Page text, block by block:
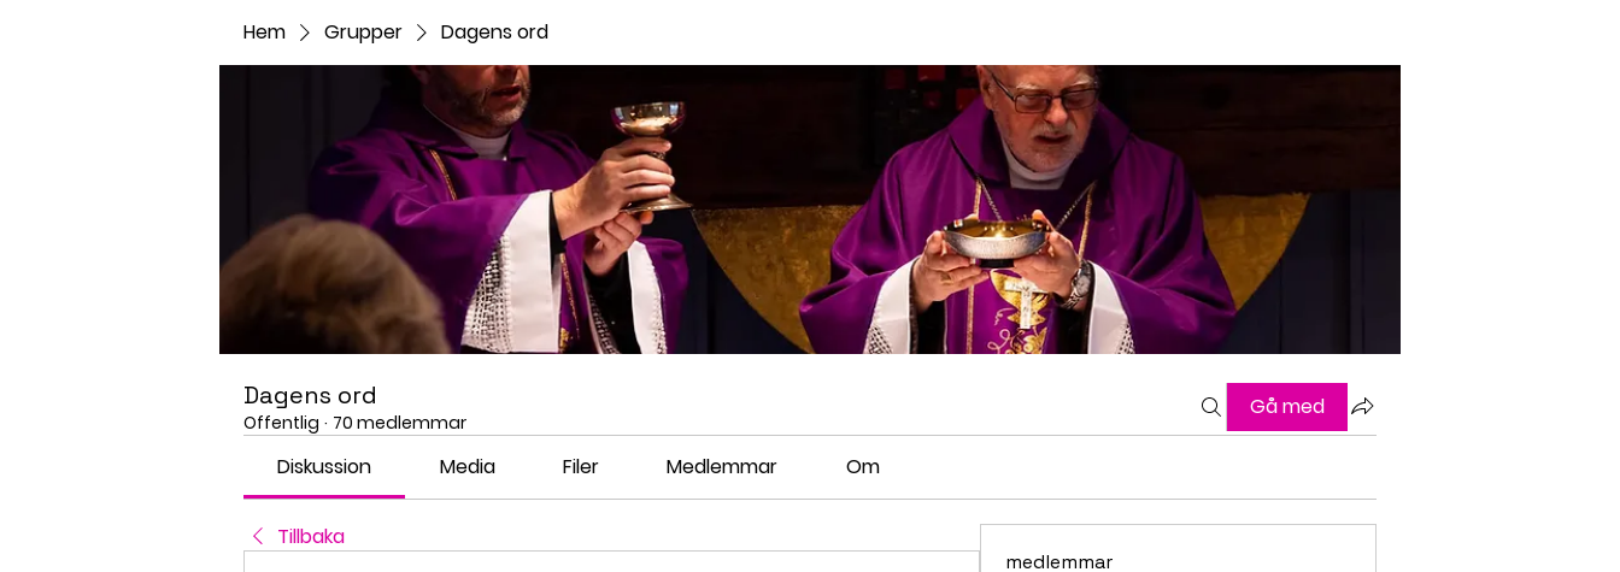
Hem Grupper Dagens ord
Dagens ord
Offentlig · 70 medlemmar
Gå med
Diskussion Media Filer Medlemmar Om
Tillbaka
medlemmar